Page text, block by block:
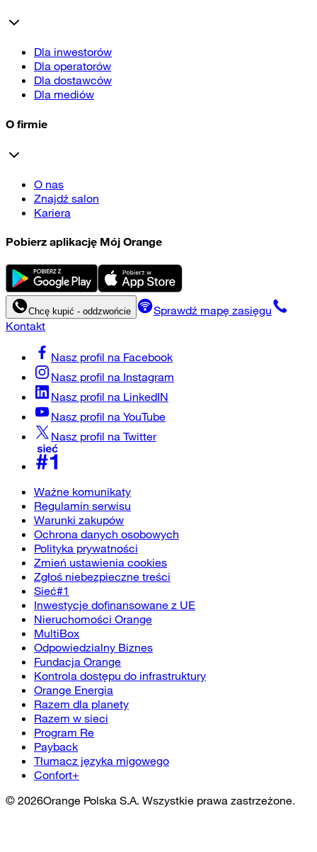
Dla inwestorów
Dla operatorów
Dla dostawców
Dla mediów
O firmie
O nas
Znajdź salon
Kariera
Pobierz aplikację Mój Orange
Chcę kupić - oddzwońcie
Sprawdź mapę zasięgu
Kontakt
Nasz profil na Facebook
Nasz profil na Instagram
Nasz profil na LinkedIN
Nasz profil na YouTube
Nasz profil na Twitter
Ważne komunikaty
Regulamin serwisu
Warunki zakupów
Ochrona danych osobowych
Polityka prywatności
Zmień ustawienia cookies
Zgłoś niebezpieczne treści
Sieć#1
Inwestycje dofinansowane z UE
Nieruchomości Orange
MultiBox
Odpowiedzialny Biznes
Fundacja Orange
Kontrola dostępu do infrastruktury
Orange Energia
Razem dla planety
Razem w sieci
Program Re
Payback
Tłumacz języka migowego
Confort+
© 2026Orange Polska S.A. Wszystkie prawa zastrzeżone.